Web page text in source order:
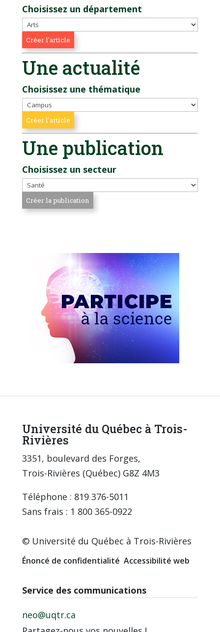
Choisissez un département
Une actualité
Choisissez une thématique
Une publication
Choisissez un secteur
Université du Québec à Trois-
Rivières
3351, boulevard des Forges,
Trois-Rivières (Québec) G8Z 4M3
Téléphone : 819 376-5011
Sans frais : 1 800 365-0922
© Université du Québec à Trois-Rivières
Énoncé de confidentialité Accessibilité web
Service des communications
neo@uqtr.ca